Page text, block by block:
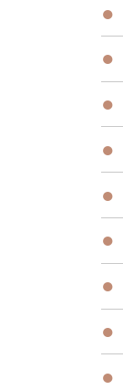
●
●
●
●
●
●
●
●
●